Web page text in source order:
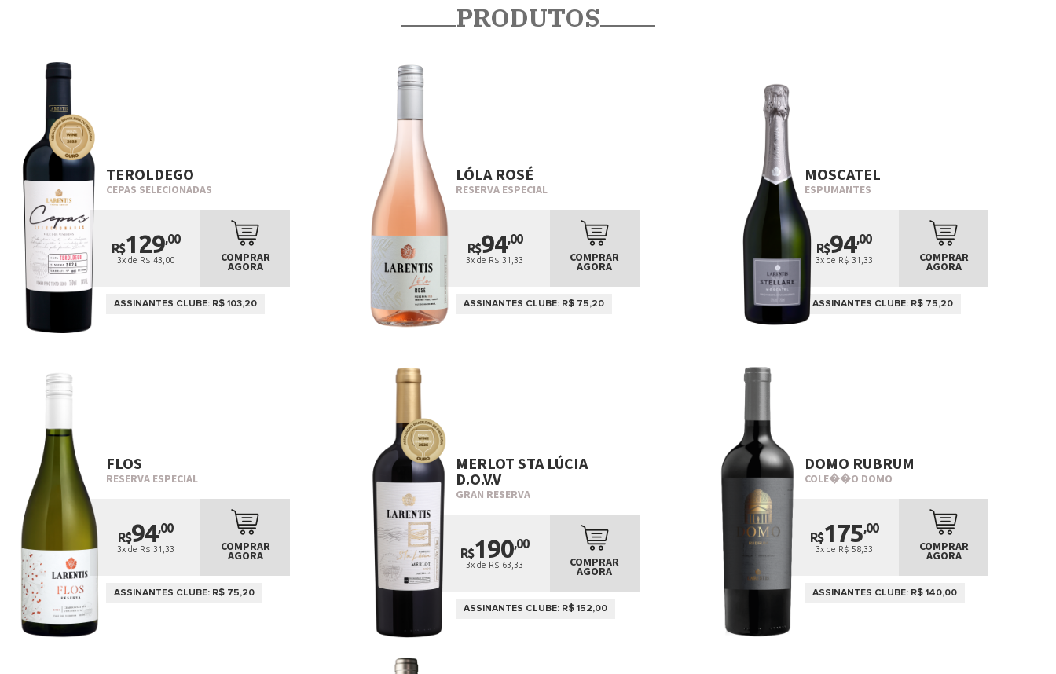
PRODUTOS
TEROLDEGO
CEPAS SELECIONADAS
R$129,00
3x de R$ 43,00 COMPRAR
AGORA
ASSINANTES CLUBE: R$ 103,20
LÓLA ROSÉ
RESERVA ESPECIAL
R$94,00
3x de R$ 31,33 COMPRAR
AGORA
ASSINANTES CLUBE: R$ 75,20
MOSCATEL
ESPUMANTES
R$94,00
3x de R$ 31,33 COMPRAR
AGORA
ASSINANTES CLUBE: R$ 75,20
FLOS
RESERVA ESPECIAL
R$94,00
3x de R$ 31,33 COMPRAR
AGORA
ASSINANTES CLUBE: R$ 75,20
MERLOT STA LÚCIA
D.O.V.V
GRAN RESERVA
R$190,00
3x de R$ 63,33 COMPRAR
AGORA
ASSINANTES CLUBE: R$ 152,00
DOMO RUBRUM
COLE��O DOMO
R$175,00
3x de R$ 58,33 COMPRAR
AGORA
ASSINANTES CLUBE: R$ 140,00